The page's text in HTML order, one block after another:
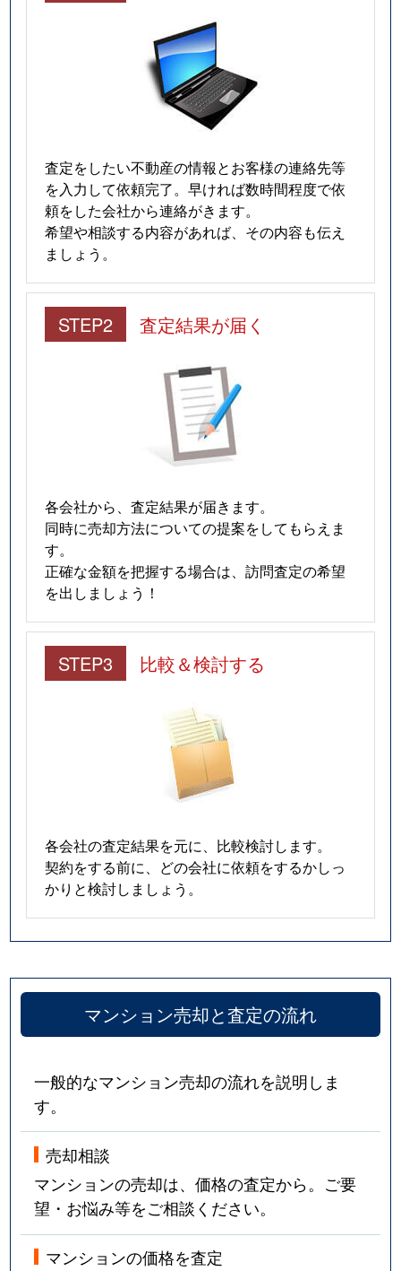
査定をしたい不動産の情報とお客様の連絡先等
を入力して依頼完了。早ければ数時間程度で依
頼をした会社から連絡がきます。
希望や相談する内容があれば、その内容も伝え
ましょう。
STEP2 査定結果が届く
各会社から、査定結果が届きます。
同時に売却方法についての提案をしてもらえま
す。
正確な金額を把握する場合は、訪問査定の希望
を出しましょう！
STEP3 比較＆検討する
各会社の査定結果を元に、比較検討します。
契約をする前に、どの会社に依頼をするかしっ
かりと検討しましょう。
マンション売却と査定の流れ
一般的なマンション売却の流れを説明しま
す。
売却相談
マンションの売却は、価格の査定から。ご要
望・お悩み等をご相談ください。
マンションの価格を査定